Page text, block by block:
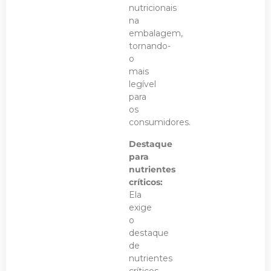
nutricionais
na
embalagem,
tornando-
o
mais
legível
para
os
consumidores.
Destaque
para
nutrientes
críticos:
Ela
exige
o
destaque
de
nutrientes